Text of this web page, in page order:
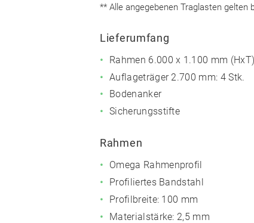
** Alle angegebenen Traglasten gelten
Lieferumfang
Rahmen 6.000 x 1.100 mm
Auflageträger 2.700 mm: 4 Stk.
Bodenanker
Sicherungsstifte
Rahmen
Omega Rahmenprofil
Profiliertes Bandstahl
Profilbreite: 100 mm
Materialstärke: 2,5 mm